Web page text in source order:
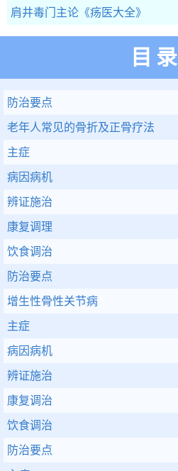
肩井毒门主论 《疡医大全》
目录
防治要点
老年人常见的骨折及正骨疗法
主症
病因病机
辨证施治
康复调理
饮食调治
防治要点
增生性骨性关节病
主症
病因病机
辨证施治
康复调治
饮食调治
防治要点